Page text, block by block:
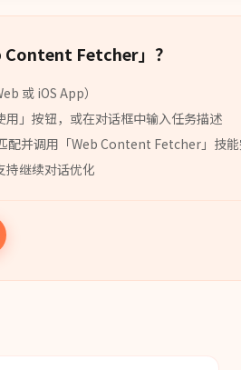
Content Fetcher」？
或 iOS App）
用」按钮，或在对话框中输入任务描述
配并调用「Web Content Fetcher 」 技能
持继续对话优化